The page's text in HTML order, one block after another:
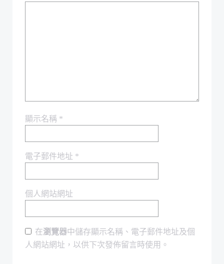
顯示名稱 *
電子郵件地址 *
個人網站網址
在瀏覽器中儲存顯示名稱、電子郵件地址及個
人網站網址，以供下次發佈留言時使用。